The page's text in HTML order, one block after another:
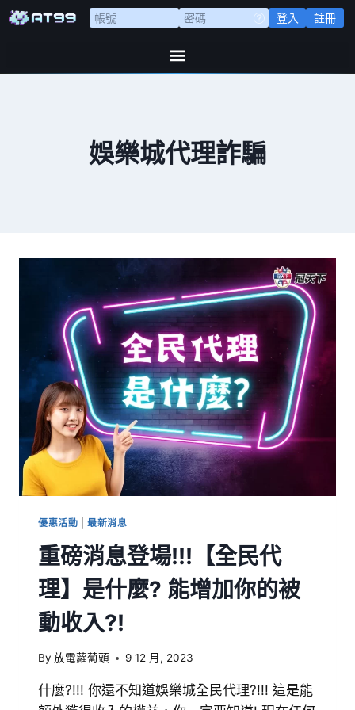
登入 註冊
娛樂城代理詐騙
優惠活動 |最新消息
重磅消息登場!!!【全民代
理】是什麼? 能增加你的被
動收入?!
By 放電蘿蔔頭 9 12 月, 2023
什麼?!!! 你還不知道娛樂城全民代理?!!! 這是能